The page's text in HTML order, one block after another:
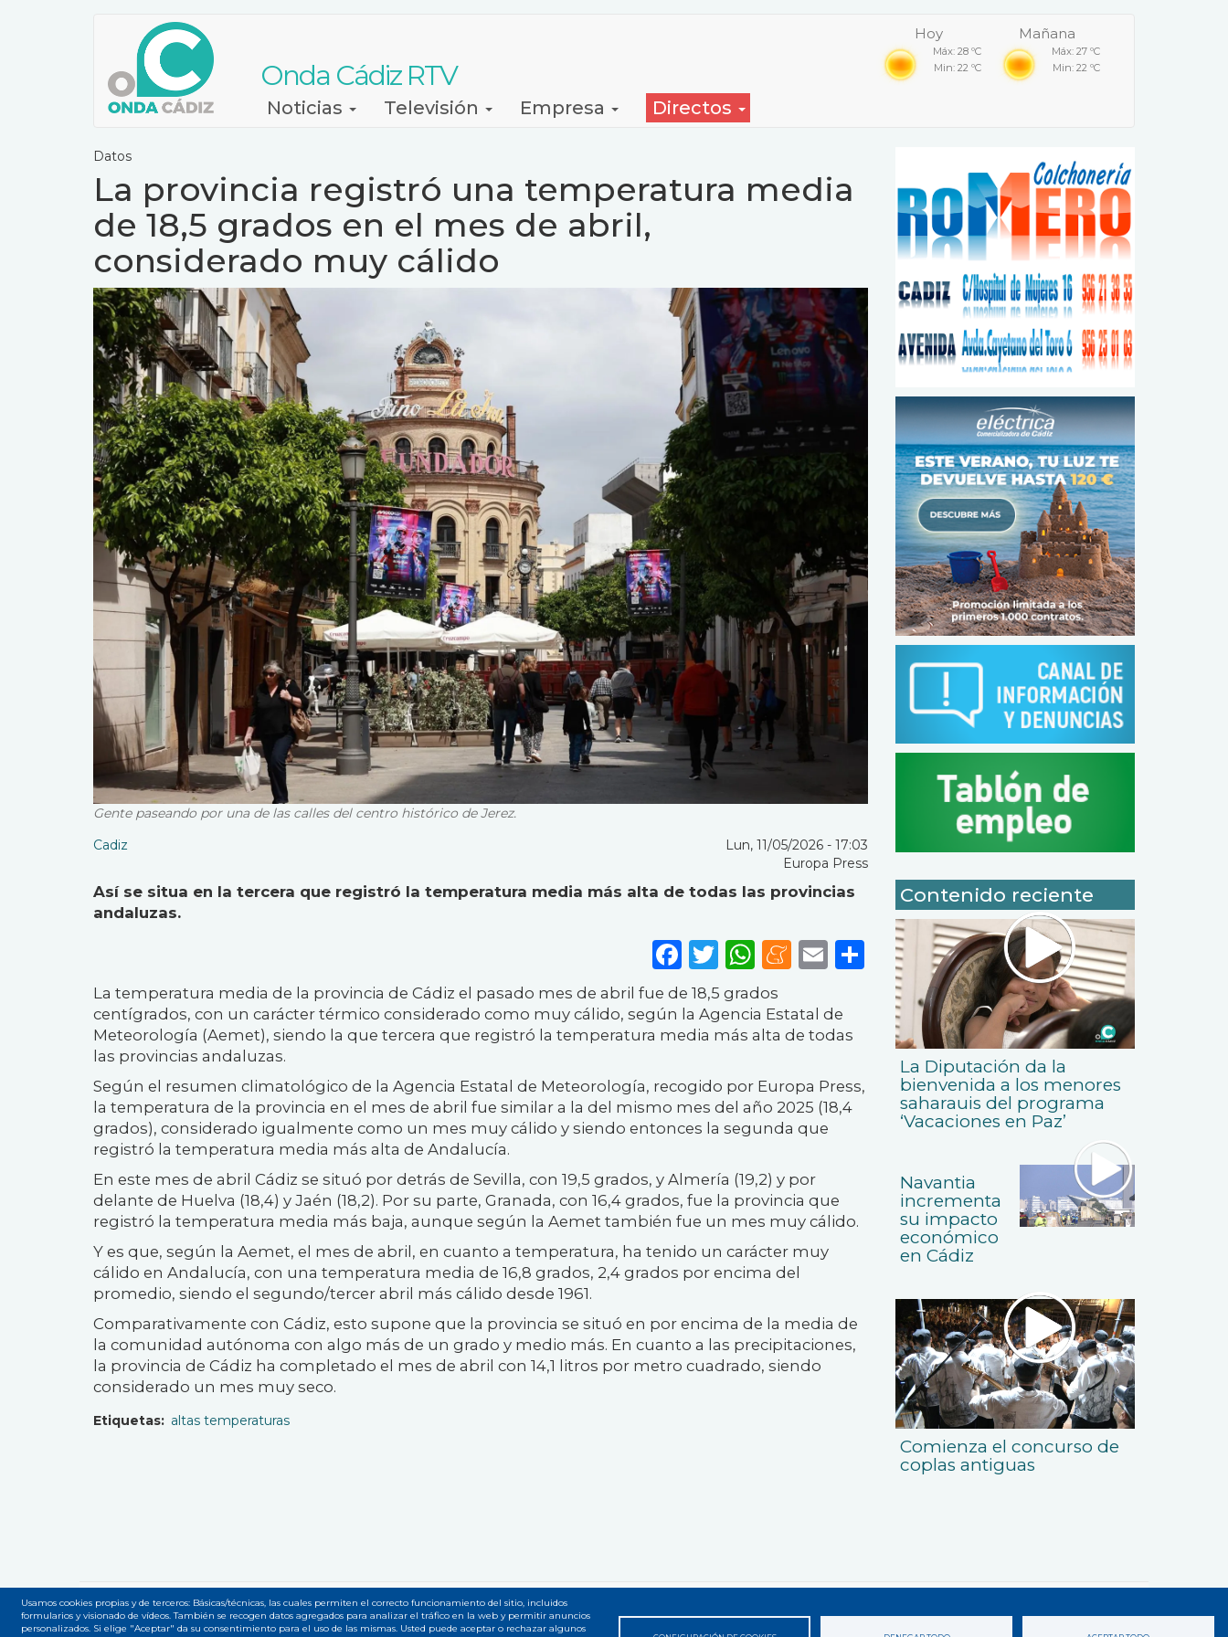
Onda Cádiz RTV
Hoy
Máx: 28 ºC
Min: 22 ºC
Mañana
Máx: 27 ºC
Min: 22 ºC
NavegaciónNoticias Televisión Empresa Directos
Datos
La provincia registró una temperatura media
de 18,5 grados en el mes de abril,
considerado muy cálido
Gente paseando por una de las calles del centro histórico de Jerez.
Cadiz
Lun, 11/05/2026 - 17:03
Europa Press
Así se situa en la tercera que registró la temperatura media más alta de todas las provincias
andaluzas.
Facebook
Twitter
WhatsApp
Meneame
Email
Share
La temperatura media de la provincia de Cádiz el pasado mes de abril fue de 18,5 grados
centígrados, con un carácter térmico considerado como muy cálido, según la Agencia Estatal de
Meteorología (Aemet), siendo la que tercera que registró la temperatura media más alta de todas
las provincias andaluzas.
Según el resumen climatológico de la Agencia Estatal de Meteorología, recogido por Europa Press,
la temperatura de la provincia en el mes de abril fue similar a la del mismo mes del año 2025 (18,4
grados), considerado igualmente como un mes muy cálido y siendo entonces la segunda que
registró la temperatura media más alta de Andalucía.
En este mes de abril Cádiz se situó por detrás de Sevilla, con 19,5 grados, y Almería (19,2) y por
delante de Huelva (18,4) y Jaén (18,2). Por su parte, Granada, con 16,4 grados, fue la provincia que
registró la temperatura media más baja, aunque según la Aemet también fue un mes muy cálido.
Y es que, según la Aemet, el mes de abril, en cuanto a temperatura, ha tenido un carácter muy
cálido en Andalucía, con una temperatura media de 16,8 grados, 2,4 grados por encima del
promedio, siendo el segundo/tercer abril más cálido desde 1961.
Comparativamente con Cádiz, esto supone que la provincia se situó en por encima de la media de
la comunidad autónoma con algo más de un grado y medio más. En cuanto a las precipitaciones,
la provincia de Cádiz ha completado el mes de abril con 14,1 litros por metro cuadrado, siendo
considerado un mes muy seco.
Etiquetas altas temperaturas
Contenido reciente
La Diputación da la
bienvenida a los menores
saharauis del programa
‘Vacaciones en Paz’
Navantia
incrementa
su impacto
económico
en Cádiz
Comienza el concurso de
coplas antiguas
Accesibilidad Privacidad Legal Cookies Mapa web
Usamos cookies propias y de terceros: Básicas/técnicas, las cuales permiten el correcto funcionamiento del sitio, incluidos
formularios y visionado de vídeos. También se recogen datos agregados para analizar el tráfico en la web y permitir anuncios
personalizados. Si elige "Aceptar" da su consentimiento para el uso de las mismas. Usted puede aceptar o rechazar algunos